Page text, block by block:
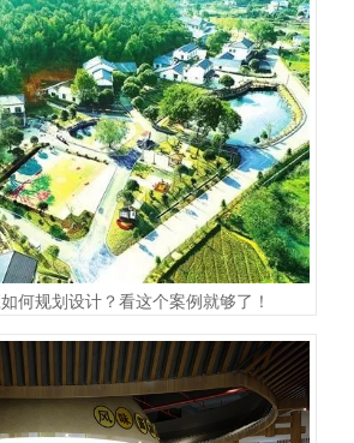
何规划设计？看这个案例就够了！